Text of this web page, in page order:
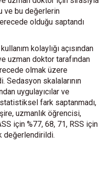
ve bu değerlerin
olduğu saptandı
kolaylığı açısından
uzman doktor tarafından
olmak üzere
Sedasyon skalalarının
uygulayıcılar ve
fark saptanmadı,
uzmanlık öğrencisi,
için %77, 68, 71, RSS için
değerlendirildi.